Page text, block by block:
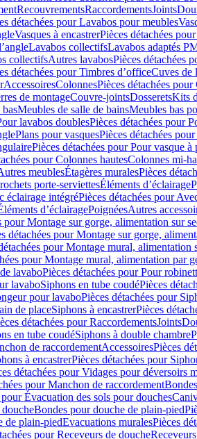
RecouvrementsRaccordementsJoints
détachées pour Lavabos pour meubles
Vasques à encastrerPièces détachées
Lavabos collectifsLavabos adaptés
collectifsAutres lavabosPièces détachées
détachées pour Timbres dʼofficeCuves de
AccessoiresColonnesPièces détachées pour
de montageCouvre-jointsDosseretsKits
Meubles de salle de bainsMeubles bas
lavabos doublesPièces détachées pour
Plans pour vasquesPièces détachées
Pièces détachées pour Pour vasque à
pour Colonnes hautesColonnes mi-
meublesÉtagères muralesPièces
porte-serviettesÉléments d’éclairage
éclairage intégréPièces détachées pour
d’éclairagePoignéesAutres
pour Montage sur gorge, alimentation sur
détachées pour Montage sur gorge,
pour Montage mural, alimentation
pour Montage mural, alimentation par
lavaboPièces détachées pour Pour
lavaboSiphons en tube coudéPièces
pour lavaboPièces détachées pour
de placeSiphons à encastrerPièces
détachées pour RaccordementsJoints
en tube coudéSiphons à double chambre
de raccordementAccessoiresPièces
à encastrerPièces détachées pour
détachées pour Vidages pour déversoirs
pour Manchon de raccordementBondes
pour Évacuation des sols pour douches
doucheBondes pour douche de plain-pied
de plain-piedEvacuations muralesPièces
pour Receveurs de douche